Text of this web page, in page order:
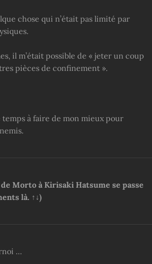
chose qui n’était pas limité par
il m’était possible de « jeter un coup
pièces de confinement ».
temps à faire de mon mieux pour
Morto à Kirisaki Hatsume se passe
là. ↑↓)
…